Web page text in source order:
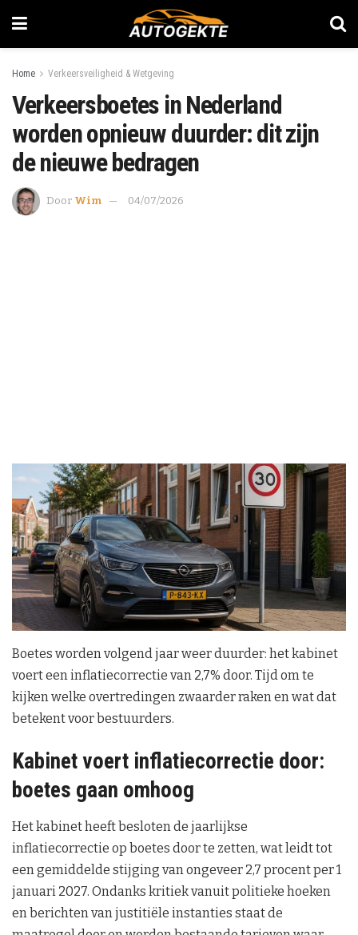
Home Verkeersveiligheid & Wetgeving
Verkeersboetes in Nederland
worden opnieuw duurder: dit zijn
de nieuwe bedragen
Door Wim 04/07/2026
Boetes worden volgend jaar weer duurder: het kabinet
voert een inflatiecorrectie van 2,7% door. Tijd om te
kijken welke overtredingen zwaarder raken en wat dat
betekent voor bestuurders.
Kabinet voert inflatiecorrectie door:
boetes gaan omhoog
Het kabinet heeft besloten de jaarlijkse
inflatiecorrectie op boetes door te zetten, wat leidt tot
een gemiddelde stijging van ongeveer 2,7 procent per 1
januari 2027. Ondanks kritiek vanuit politieke hoeken
en berichten van justitiële instanties staat de